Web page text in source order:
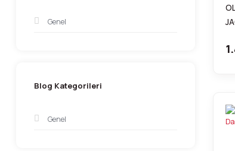
Genel
Blog Kategorileri
Genel